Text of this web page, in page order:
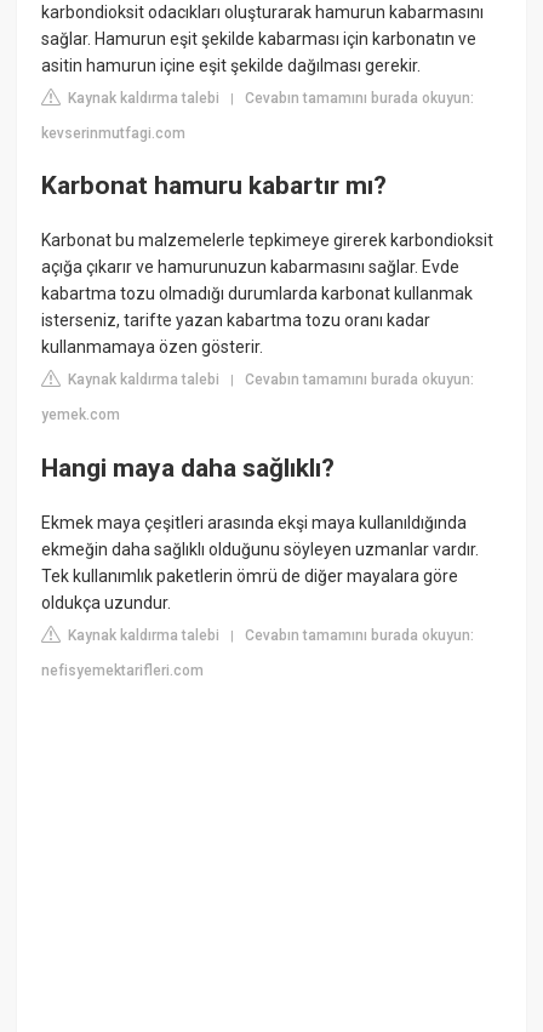
karbondioksit odacıkları oluşturarak hamurun kabarmasını
sağlar. Hamurun eşit şekilde kabarması için karbonatın ve
asitin hamurun içine eşit şekilde dağılması gerekir.
Kaynak kaldırma talebi |Cevabın tamamını burada okuyun:
kevserinmutfagi.com
Karbonat hamuru kabartır mı?
Karbonat bu malzemelerle tepkimeye girerek karbondioksit
açığa çıkarır ve hamurunuzun kabarmasını sağlar. Evde
kabartma tozu olmadığı durumlarda karbonat kullanmak
isterseniz, tarifte yazan kabartma tozu oranı kadar
kullanmamaya özen gösterir.
Kaynak kaldırma talebi |Cevabın tamamını burada okuyun:
yemek.com
Hangi maya daha sağlıklı?
Ekmek maya çeşitleri arasında ekşi maya kullanıldığında
ekmeğin daha sağlıklı olduğunu söyleyen uzmanlar vardır.
Tek kullanımlık paketlerin ömrü de diğer mayalara göre
oldukça uzundur.
Kaynak kaldırma talebi |Cevabın tamamını burada okuyun:
nefisyemektarifleri.com